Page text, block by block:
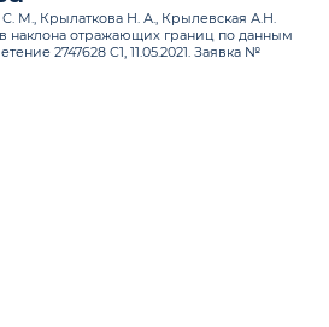
М., Крылаткова Н. А., Крылевская А.Н.
наклона отражающих границ по данным
2747628 C1, 11.05.2021. Заявка №